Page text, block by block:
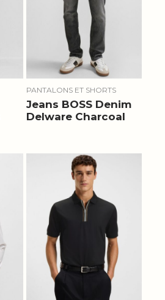
PANTALONS ET SHORTS
Jeans BOSS Denim
Delware Charcoal